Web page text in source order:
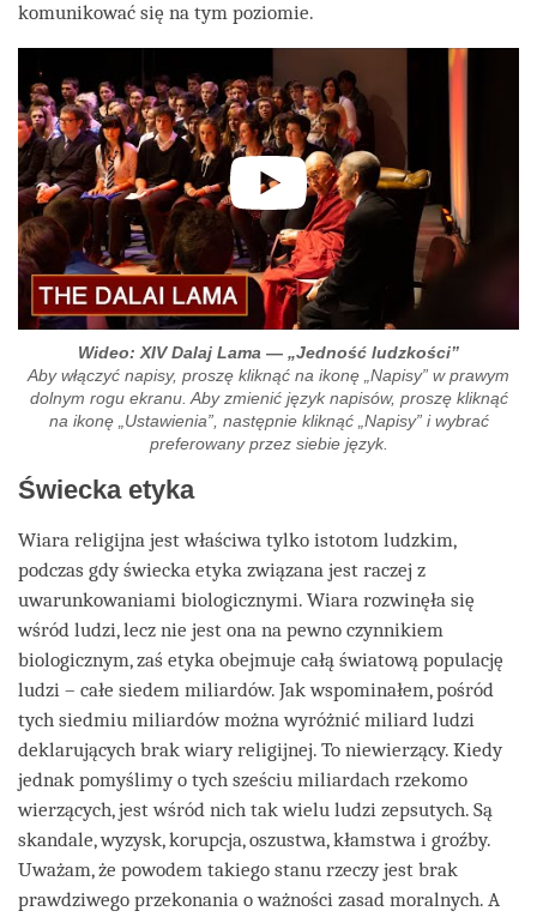
komunikować się na tym poziomie.
Wideo: XIV Dalaj Lama — „Jedność ludzkości”
Aby włączyć napisy, proszę kliknąć na ikonę „Napisy” w prawym
dolnym rogu ekranu. Aby zmienić język napisów, proszę kliknąć
na ikonę „Ustawienia”, następnie kliknąć „Napisy” i wybrać
preferowany przez siebie język.
Świecka etyka
Wiara religijna jest właściwa tylko istotom ludzkim,
podczas gdy świecka etyka związana jest raczej z
uwarunkowaniami biologicznymi. Wiara rozwinęła się
wśród ludzi, lecz nie jest ona na pewno czynnikiem
biologicznym, zaś etyka obejmuje całą światową populację
ludzi – całe siedem miliardów. Jak wspominałem, pośród
tych siedmiu miliardów można wyróżnić miliard ludzi
deklarujących brak wiary religijnej. To niewierzący. Kiedy
jednak pomyślimy o tych sześciu miliardach rzekomo
wierzących, jest wśród nich tak wielu ludzi zepsutych. Są
skandale, wyzysk, korupcja, oszustwa, kłamstwa i groźby.
Uważam, że powodem takiego stanu rzeczy jest brak
prawdziwego przekonania o ważności zasad moralnych. A